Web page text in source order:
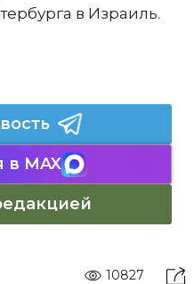
в Израиль.
в MAX
10827